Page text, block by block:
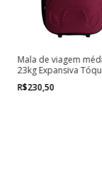
Mala de viagem
23kg Expansiva
R$230,50